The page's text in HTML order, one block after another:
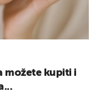
možete kupiti i